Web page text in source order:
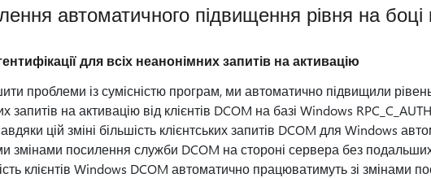
автоматичного підвищення рівня на боці
для всіх неанонімних запитів на активацію
проблеми із сумісністю програм, ми автоматично підвищили рівень
запитів на активацію від клієнтів DCOM на базі Windows
цій зміні більшість клієнтських запитів DCOM для Windows
змінами посилення служби DCOM на стороні сервера без подальших
клієнтів Windows DCOM автоматично працюватимуть зі змінами